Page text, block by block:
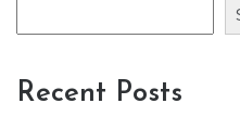
Recent Posts